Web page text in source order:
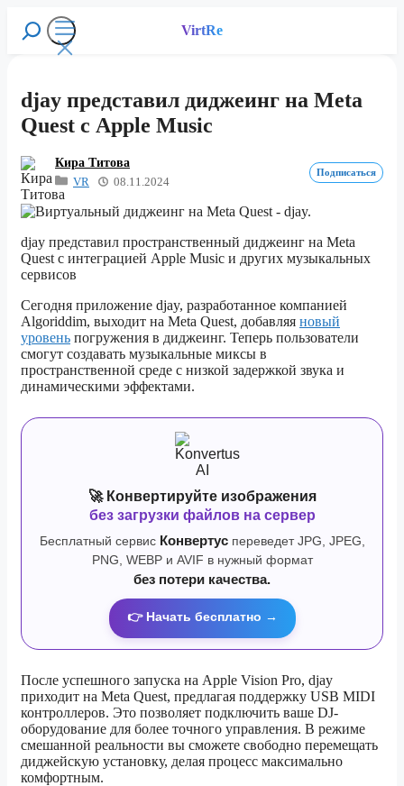
Перейти
содержимому
VirtRe
Меню
Поиск
djay представил диджеинг на Meta
Quest с Apple Music
Кира Титова
VR
08.11.2024
Подписаться
djay представил пространственный диджеинг на Meta
Quest с интеграцией Apple Music и других музыкальных
сервисов
Сегодня приложение djay, разработанное компанией
Algoriddim, выходит на Meta Quest, добавляя новый
уровень погружения в диджеинг. Теперь пользователи
смогут создавать музыкальные миксы в
пространственной среде с низкой задержкой звука и
динамическими эффектами.
🚀 Конвертируйте изображения
без загрузки файлов на сервер
Бесплатный сервис Конвертуспереведет JPG, JPEG,
PNG, WEBP и AVIF в нужный формат
без потери качества.
👉 Начать бесплатно →
После успешного запуска на Apple Vision Pro, djay
приходит на Meta Quest, предлагая поддержку USB MIDI
контроллеров. Это позволяет подключить ваше DJ-
оборудование для более точного управления. В режиме
смешанной реальности вы сможете свободно перемещать
диджейскую установку, делая процесс максимально
комфортным.